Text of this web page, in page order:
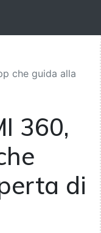
che guida alla
360,
di